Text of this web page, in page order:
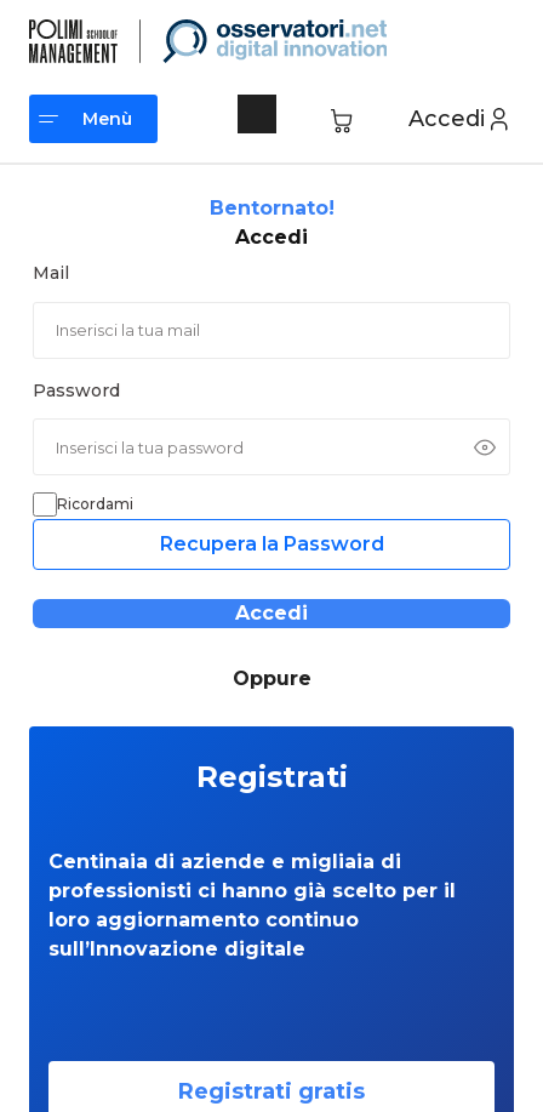
contenuto
Accedi
Menù
Bentornato!
Accedi
Mail
Password
Ricordami
Recupera la Password
Accedi
Oppure
Registrati
Centinaia di aziende e migliaia di
professionisti ci hanno già scelto per il
loro aggiornamento continuo
sull’Innovazione digitale
Registrati gratis